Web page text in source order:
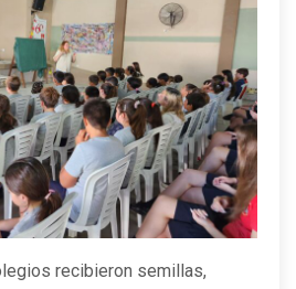
recibieron semillas,